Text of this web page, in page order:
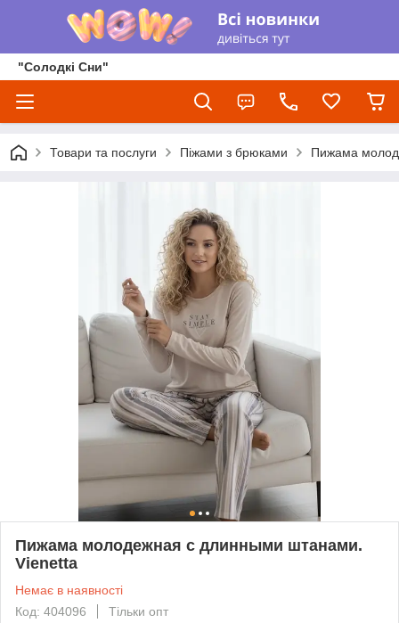
"Солодкі Сни"
Товари та послуги Піжами з брюками Пижама
Пижама молодежная с длинными штанами.
Vienetta
Немає в наявності
Код: 404096
Тільки опт